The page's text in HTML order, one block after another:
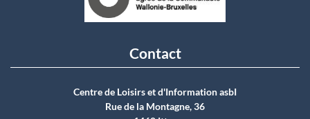
Contact
Centre de Loisirs et d'Information asbI
Rue de la Montagne, 36